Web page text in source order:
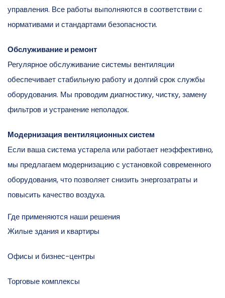
управления. Все работы выполняются в соответствии с
нормативами и стандартами безопасности.
Обслуживание и ремонт
Регулярное обслуживание системы вентиляции
обеспечивает стабильную работу и долгий срок службы
оборудования. Мы проводим диагностику, чистку, замену
фильтров и устранение неполадок.
Модернизация вентиляционных систем
Если ваша система устарела или работает неэффективно,
мы предлагаем модернизацию с установкой современного
оборудования, что позволяет снизить энергозатраты и
повысить качество воздуха.
Где применяются наши решения
Жилые здания и квартиры
Офисы и бизнес-центры
Торговые комплексы